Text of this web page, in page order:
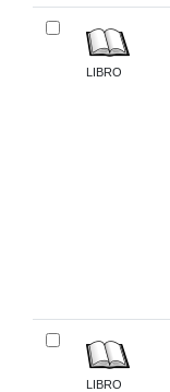
LIBRO
LIBRO